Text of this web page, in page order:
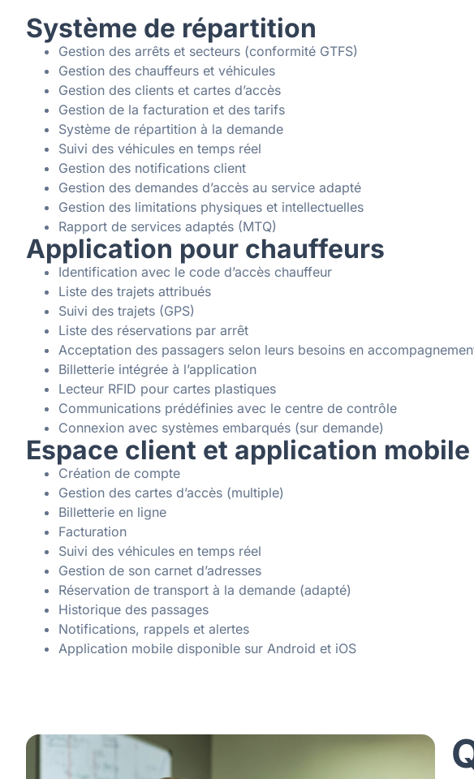
Système de répartition
Gestion des arrêts et secteurs (conformité GTFS)
Gestion des chauffeurs et véhicules
Gestion des clients et cartes d’accès
Gestion de la facturation et des tarifs
Système de répartition à la demande
Suivi des véhicules en temps réel
Gestion des notifications client
Gestion des demandes d’accès au service adapté
Gestion des limitations physiques et intellectuelles
Rapport de services adaptés (MTQ)
Application pour chauffeurs
Identification avec le code d’accès chauffeur
Liste des trajets attribués
Suivi des trajets (GPS)
Liste des réservations par arrêt
Acceptation des passagers selon leurs besoins en
Billetterie intégrée à l’application
Lecteur RFID pour cartes plastiques
Communications prédéfinies avec le centre de contrôle
Connexion avec systèmes embarqués (sur demande)
Espace client et application mobile
Création de compte
Gestion des cartes d’accès (multiple)
Billetterie en ligne
Facturation
Suivi des véhicules en temps réel
Gestion de son carnet d’adresses
Réservation de transport à la demande (adapté)
Historique des passages
Notifications, rappels et alertes
Application mobile disponible sur Android et iOS